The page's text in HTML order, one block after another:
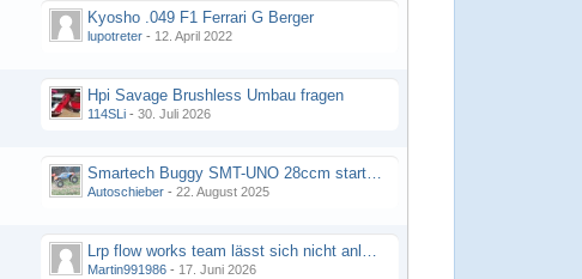
Kyosho .049 F1 Ferrari G Berger
lupotreter - 12. April 2022
Hpi Savage Brushless Umbau fragen
114SLi - 30. Juli 2026
Smartech Buggy SMT-UNO 28ccm startet nicht
Autoschieber - 22. August 2025
Lrp flow works team lässt sich nicht anlernen
Martin991986 - 17. Juni 2026